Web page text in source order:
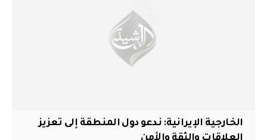
الخارجية الإيرانية: ندعو دول المنطقة إلى تعزيز